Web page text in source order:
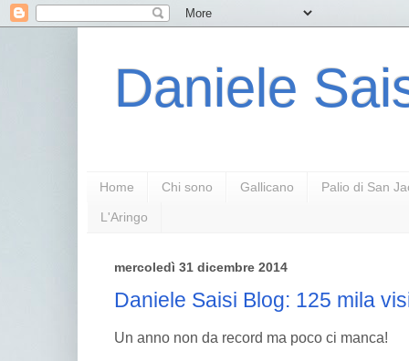
Daniele
Home Chi sono Gallicano Palio di San
L'Aringo
mercoledì 31 dicembre 2014
Daniele Saisi Blog: 125 mila
Un anno non da record ma poco ci manca!